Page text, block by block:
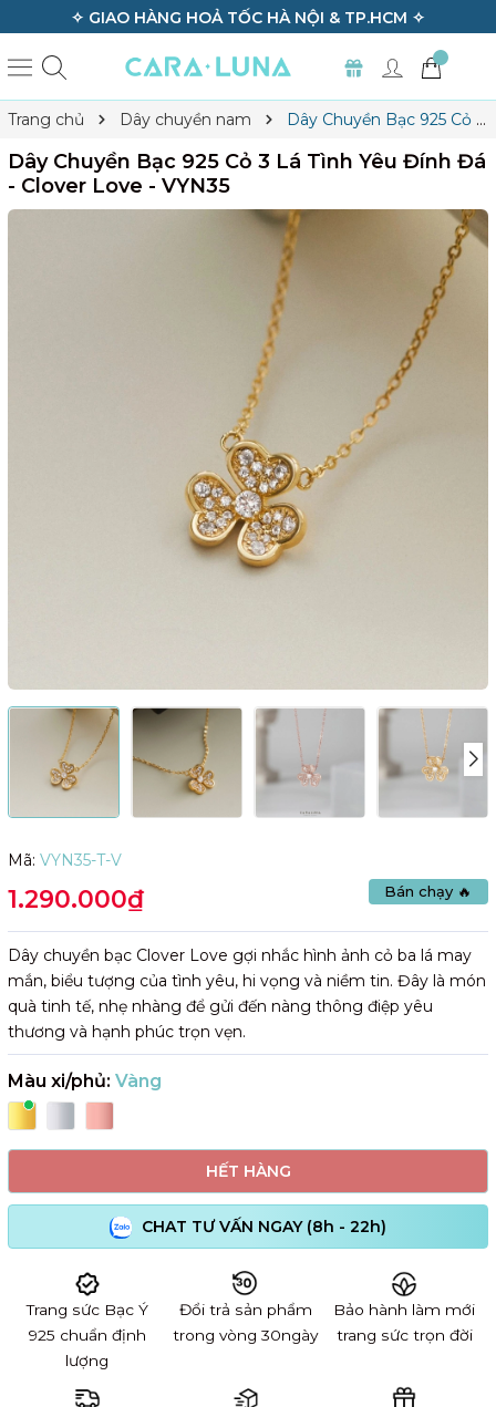
✧ GIAO HÀNG HOẢ TỐC HÀ NỘI & TP.HCM ✧
Trang chủ Dây chuyền nam
Dây Chuyền Bạc 925 Cỏ 3
Dây Chuyền Bạc 925 Cỏ 3 Lá Tình Yêu Đính Đá
- Clover Love - VYN35
Mã: VYN35-T-V
Bán chạy 🔥
1.290.000₫
Dây chuyền bạc Clover Love gợi nhắc hình ảnh cỏ ba lá may
mắn, biểu tượng của tình yêu, hi vọng và niềm tin. Đây là món
quà tinh tế, nhẹ nhàng để gửi đến nàng thông điệp yêu
thương và hạnh phúc trọn vẹn.
Màu xi/phủ: Vàng
HẾT HÀNG
CHAT TƯ VẤN NGAY (8h - 22h)
Trang sức Bạc Ý
925 chuẩn định
lượng
Đổi trả sản phẩm
trong vòng 30ngày
Bảo hành làm mới
trang sức trọn đời